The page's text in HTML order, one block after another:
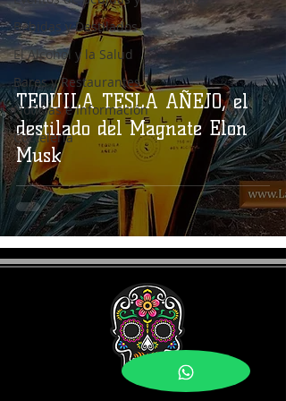
Bebidas y Destilados
El Alcohol y la Salud
Bares y Restaurantes
Noticias e Información
Coctelería
TEQUILA TESLA AÑEJO, el
destilado del Magnate Elon
Musk